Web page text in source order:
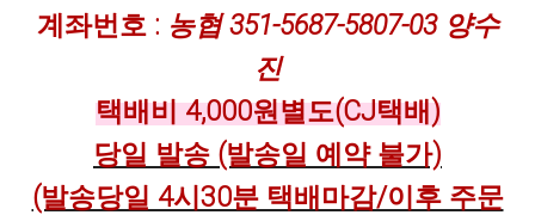
계좌번호 : 농협 351-5687-5807-03 양수
진
택배비 4,000원별도(CJ택배)
당일 발송 (발송일 예약 불가)
(발송당일 4시30분 택배마감/이후 주문